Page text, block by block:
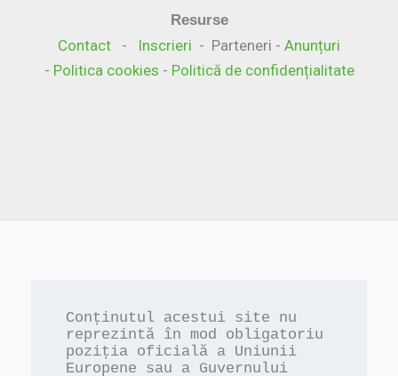
Resurse
Contact - Inscrieri - Parteneri - Anunțuri
- Politica cookies - Politică de confidențialitate
Conținutul acestui site nu
reprezintă în mod obligatoriu
poziția oficială a Uniunii
Europene sau a Guvernului